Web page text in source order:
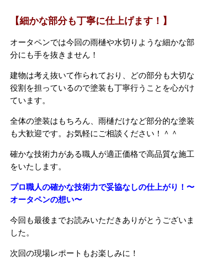
【細かな部分も丁寧に仕上げます！】
オータペンでは今回の雨樋や水切りような細かな部
分にも手を抜きません！
建物は考え抜いて作られており、どの部分も大切な
役割を担っているので塗装も丁寧行うことを心がけ
ています。
全体の塗装はもちろん、雨樋だけなど部分的な塗装
も大歓迎です。お気軽にご相談ください！＾＾
確かな技術力がある職人が適正価格で高品質な施工
をいたします。
プロ職人の確かな技術力で妥協なしの仕上がり！〜
オータペンの想い〜
今回も最後までお読みいただきありがとうございま
した。
次回の現場レポートもお楽しみに！